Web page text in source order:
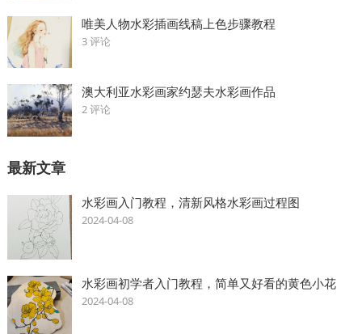
唯美人物水彩插画线稿上色步骤教程
3 评论
澳大利亚水彩画家约瑟夫水彩画作品
2 评论
最新文章
水彩画入门教程，清新风格水彩画过程图
2024-04-08
水彩画初学者入门教程，简单又好看的黄色小花
2024-04-08